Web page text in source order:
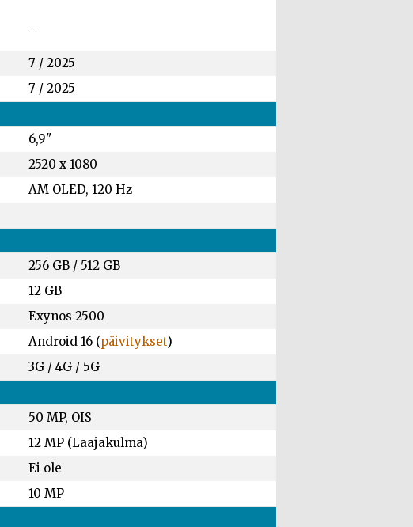
-
7 / 2025
7 / 2025
6,9"
2520 x 1080
AM OLED, 120 Hz
256 GB/ 512 GB
12 GB
Exynos 2500
Android 16 (päivitykset)
3G / 4G / 5G
50 MP, OIS
12 MP (Laajakulma)
Ei ole
10 MP